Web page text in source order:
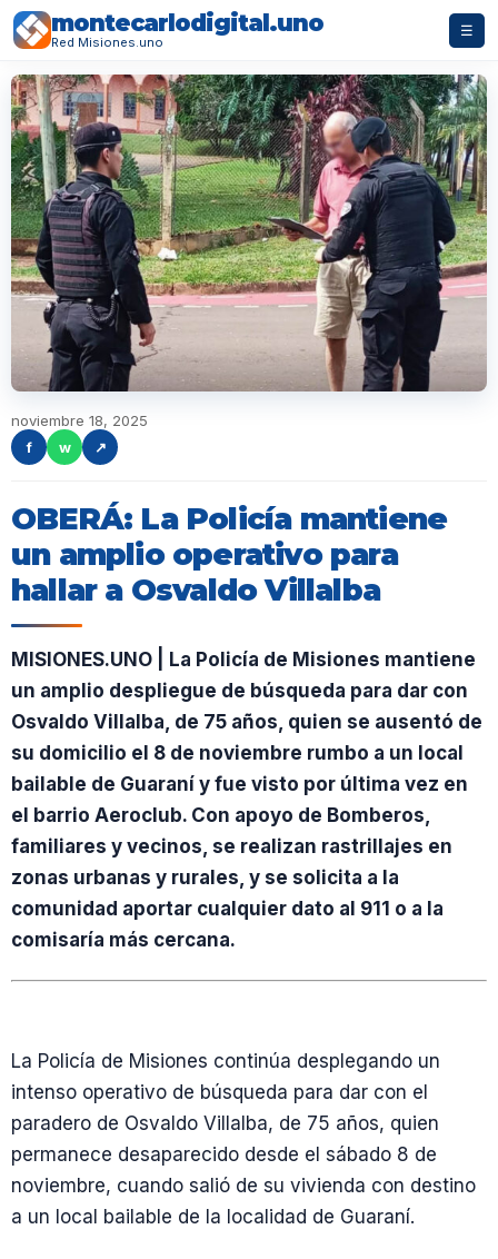
montecarlodigital.uno
Red Misiones.uno
☰
noviembre 18, 2025
f
w ↗
OBERÁ: La Policía mantiene
un amplio operativo para
hallar a Osvaldo Villalba
MISIONES.UNO | La Policía de Misiones mantiene
un amplio despliegue de búsqueda para dar con
Osvaldo Villalba, de 75 años, quien se ausentó de
su domicilio el 8 de noviembre rumbo a un local
bailable de Guaraní y fue visto por última vez en
el barrio Aeroclub. Con apoyo de Bomberos,
familiares y vecinos, se realizan rastrillajes en
zonas urbanas y rurales, y se solicita a la
comunidad aportar cualquier dato al 911 o a la
comisaría más cercana.
La Policía de Misiones continúa desplegando un
intenso operativo de búsqueda para dar con el
paradero de Osvaldo Villalba, de 75 años, quien
permanece desaparecido desde el sábado 8 de
noviembre, cuando salió de su vivienda con destino
a un local bailable de la localidad de Guaraní.